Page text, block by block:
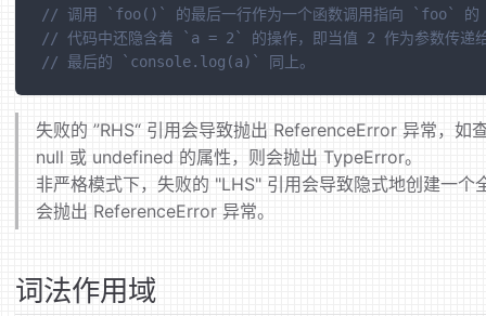
// 调用 `foo()` 的最后一行作为一个函数调用指向 `foo` 的
// 代码中还隐含着 `a = 2` 的操作，即当值 2 作为参数传
// 最后的 `console.log(a)` 同上。
失败的 ”RHS“ 引用会导致抛出 ReferenceError 异常，如
null 或 undefined 的属性，则会抛出 TypeError。
非严格模式下，失败的 "LHS" 引用会导致隐式地创建一
会抛出 ReferenceError 异常。
词法作用域